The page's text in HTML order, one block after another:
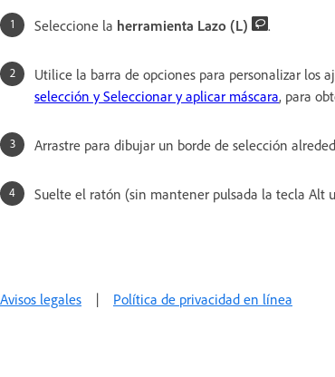
Seleccione la herramienta Lazo (L) .
Utilice la barra de opciones para personalizar los
selección y Seleccionar y aplicar máscara, para
Arrastre para dibujar un borde de selección
Suelte el ratón (sin mantener pulsada la tecla Alt
Avisos legales | Política de privacidad en línea